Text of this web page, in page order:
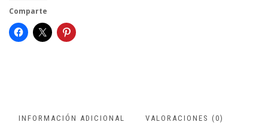
Comparte
INFORMACIÓN ADICIONAL VALORACIONES (0)